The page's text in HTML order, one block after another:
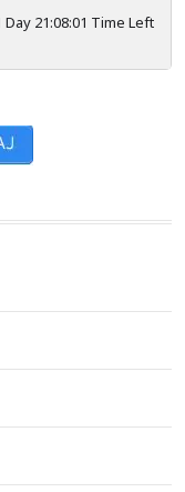
Day 21:08:01 Time Left